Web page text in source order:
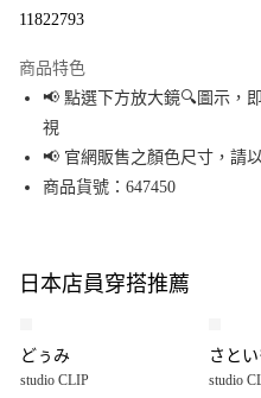
Apple Pay
街口支付
悠遊付
全盈+PAY
【大哥付你分期使用說明】
1.本服務由台灣大哥大提供，台灣大
AFTEE先享後付
11822793
商品特色
📢 點選下方放大鏡🔍圖示，
視
📢 官網販售之顏色尺寸，請
商品貨號：647450
日本店員穿搭推薦
どぅみ
studio CLIP
さとい
studio